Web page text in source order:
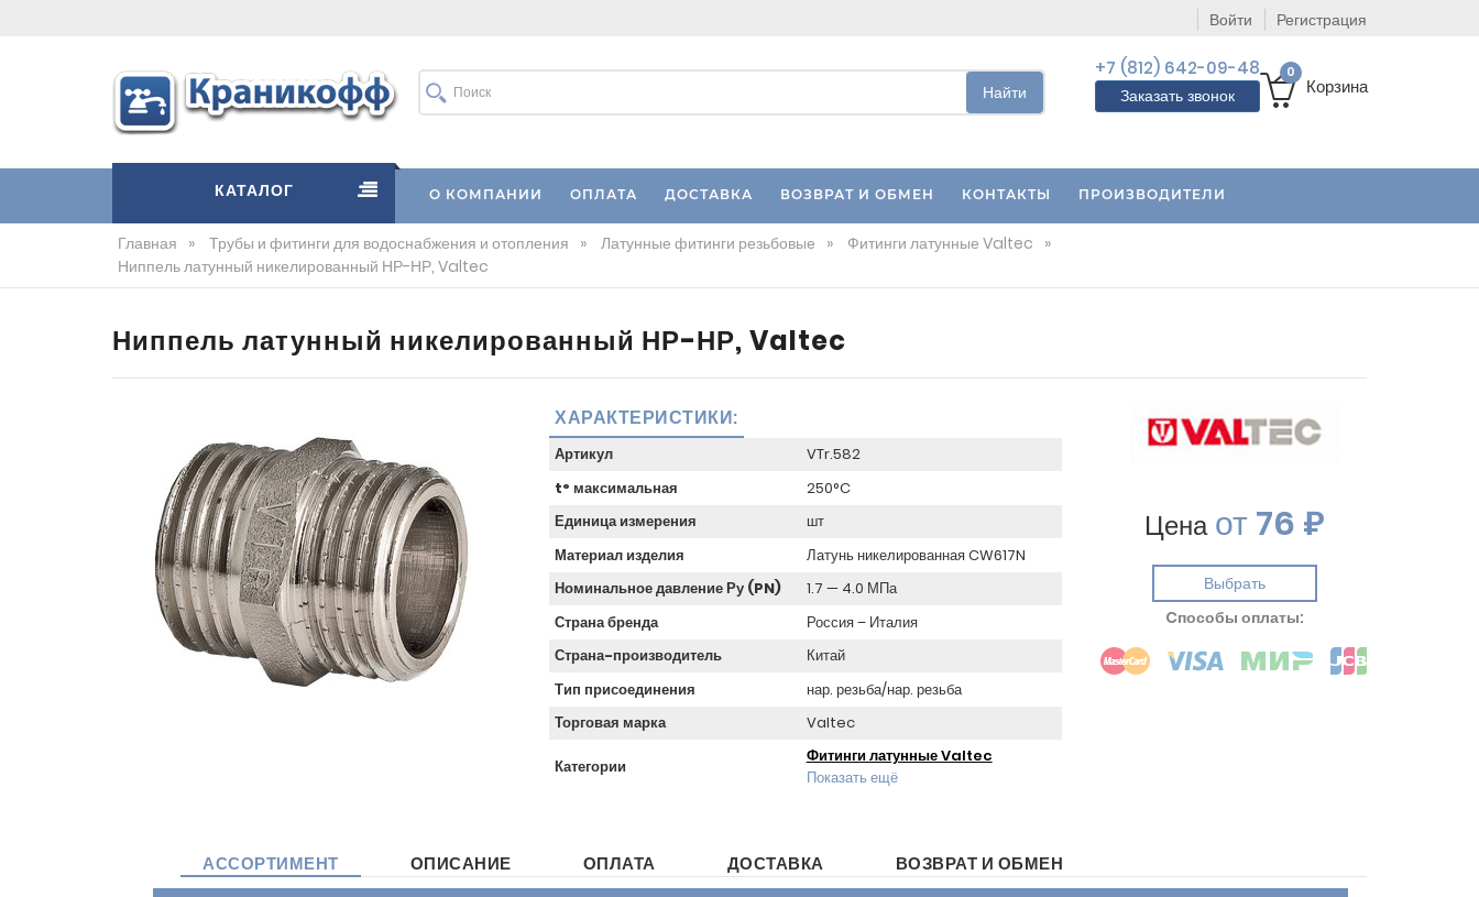
Войти Регистрация
Найти
+7 (812) 642-09-48
Заказать звонок
0
Корзина
КАТАЛОГ О КОМПАНИИ ОПЛАТА ДОСТАВКА ВОЗВРАТ И ОБМЕН КОНТАКТЫ ПРОИЗВОДИТЕЛИ
Главная » Трубы и фитинги для водоснабжения и отопления » Латунные фитинги резьбовые » Фитинги латунные Valtec »
Ниппель латунный никелированный НР-НР, Valtec
Ниппель латунный никелированный НР-НР, Valtec
ХАРАКТЕРИСТИКИ:
Артикул
VTr.582
t° максимальная
250°C
Единица измерения
шт
Материал изделия
Латунь никелированная CW617N
Номинальное давление Ру (PN)
1.7 — 4.0 МПа
Страна бренда
Россия – Италия
Страна-производитель
Китай
Тип присоединения
нар. резьба/нар. резьба
Торговая марка
Valtec
Категории
Фитинги латунные Valtec
Показать ещё
Ценаот76 ₽
Выбрать
Cпособы оплаты:
АССОРТИМЕНТ ОПИСАНИЕ ОПЛАТА ДОСТАВКА ВОЗВРАТ И ОБМЕН